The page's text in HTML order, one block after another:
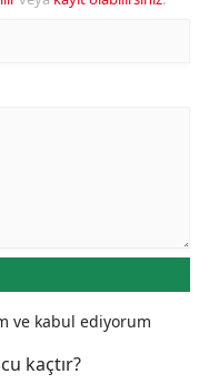
ve kabul ediyorum
kaçtır?